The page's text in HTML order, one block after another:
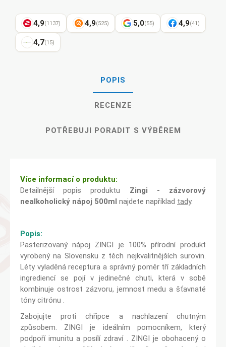
4,9(1137) 4,9(525) 5,0(55) 4,9(41)
4,7(15)
POPIS
RECENZE
POTŘEBUJI PORADIT S VÝBĚREM
Více informací o produktu:
Detailnější popis produktu Zingi - zázvorový
nealkoholický nápoj 500ml najdete například tady.
Popis:
Pasterizovaný nápoj ZINGI je 100% přírodní produkt
vyrobený na Slovensku z těch nejkvalitnějších surovin.
Léty vyladěná receptura a správný poměr tří základních
ingrediencí se pojí v jedinečné chuti, která v sobě
kombinuje ostrost zázvoru, jemnost medu a šťavnaté
tóny citrónu .
Zabojujte proti chřipce a nachlazení chutným
způsobem. ZINGI je ideálním pomocníkem, který
podpoří imunitu a posílí zdraví . ZINGI je obohacený o